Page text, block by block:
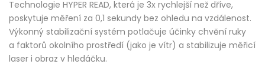
Technologie HYPER READ, která je 3x rychlejší než dříve,
poskytuje měření za 0,1 sekundy bez ohledu na vzdálenost.
Výkonný stabilizační systém potlačuje účinky chvění ruky
a faktorů okolního prostředí (jako je vítr) a stabilizuje měřicí
laser i obraz v hledáčku.